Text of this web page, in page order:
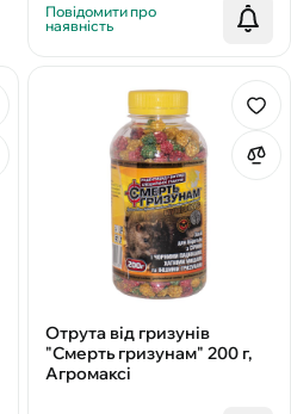
Повідомити про
наявність
Отрута від гризунів
"Смерть гризунам" 200 г,
Агромаксі